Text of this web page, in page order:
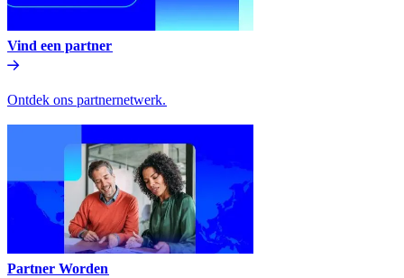
Vind een partner​​
Ontdek ons partnernetwerk.​​
Partner Worden​​